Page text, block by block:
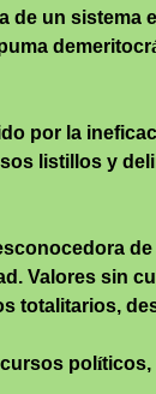
de un sistema
demeritocr
por la
listillos y
Valores sin
totalitarios,
pol íticos,